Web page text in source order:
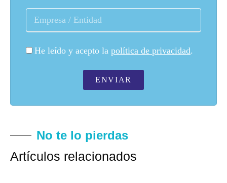
He leído y acepto la política de privacidad.
ENVIAR
No te lo pierdas
Artículos relacionados